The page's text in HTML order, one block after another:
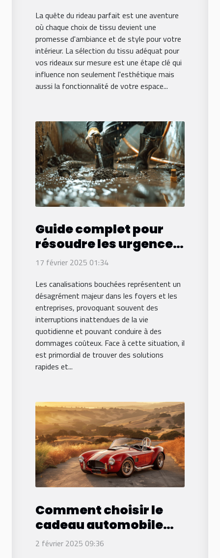
La quête du rideau parfait est une aventure
où chaque choix de tissu devient une
promesse d'ambiance et de style pour votre
intérieur. La sélection du tissu adéquat pour
vos rideaux sur mesure est une étape clé qui
influence non seulement l'esthétique mais
aussi la fonctionnalité de votre espace...
Guide complet pour
résoudre les urgences
de canalisation
17 février 2025 01:34
Les canalisations bouchées représentent un
désagrément majeur dans les foyers et les
entreprises, provoquant souvent des
interruptions inattendues de la vie
quotidienne et pouvant conduire à des
dommages coûteux. Face à cette situation, il
est primordial de trouver des solutions
rapides et...
Comment choisir le
cadeau automobile
parfait pour les
2 février 2025 09:36